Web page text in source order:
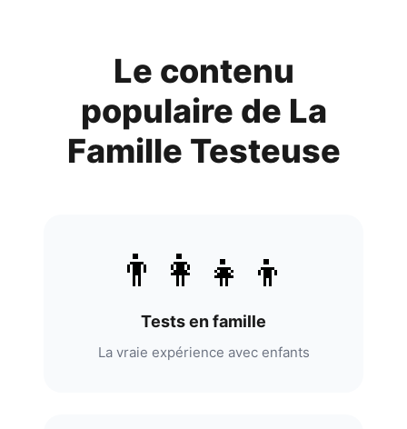
Le contenu
populaire de La
Famille Testeuse
👨‍👩‍👧‍👦
Tests en famille
La vraie expérience avec enfants